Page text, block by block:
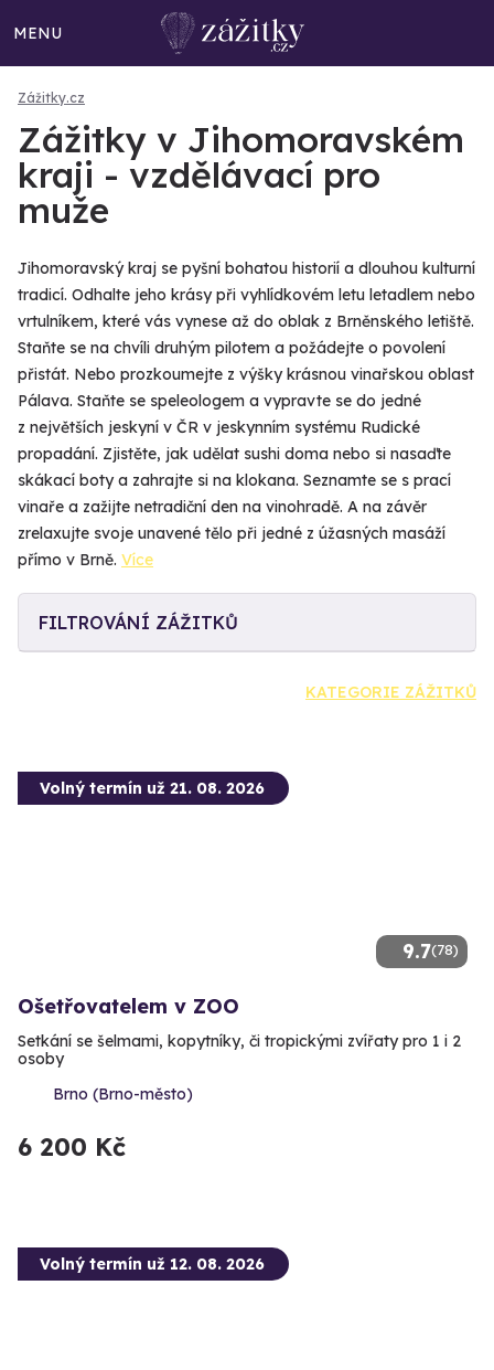
MENU
Zážitky.cz
Zážitky v Jihomoravském
kraji - vzdělávací pro
muže
Jihomoravský kraj se pyšní bohatou historií a dlouhou kulturní
tradicí. Odhalte jeho krásy při vyhlídkovém letu letadlem nebo
vrtulníkem, které vás vynese až do oblak z Brněnského letiště.
Staňte se na chvíli druhým pilotem a požádejte o povolení
přistát. Nebo prozkoumejte z výšky krásnou vinařskou oblast
Pálava. Staňte se speleologem a vypravte se do jedné
z největších jeskyní v ČR v jeskynním systému Rudické
propadání. Zjistěte, jak udělat sushi doma nebo si nasaďte
skákací boty a zahrajte si na klokana. Seznamte se s prací
vinaře a zažijte netradiční den na vinohradě. A na závěr
zrelaxujte svoje unavené tělo při jedné z úžasných masáží
přímo v Brně. Více
FILTROVÁNÍ ZÁŽITKŮ
KATEGORIE ZÁŽITKŮ
9.7(78)
Volný termín už 21. 08. 2026
Ošetřovatelem v ZOO
Setkání se šelmami, kopytníky, či tropickými zvířaty pro 1 i 2
osoby
Brno (Brno-město)
6 200 Kč
Volný termín už 12. 08. 2026